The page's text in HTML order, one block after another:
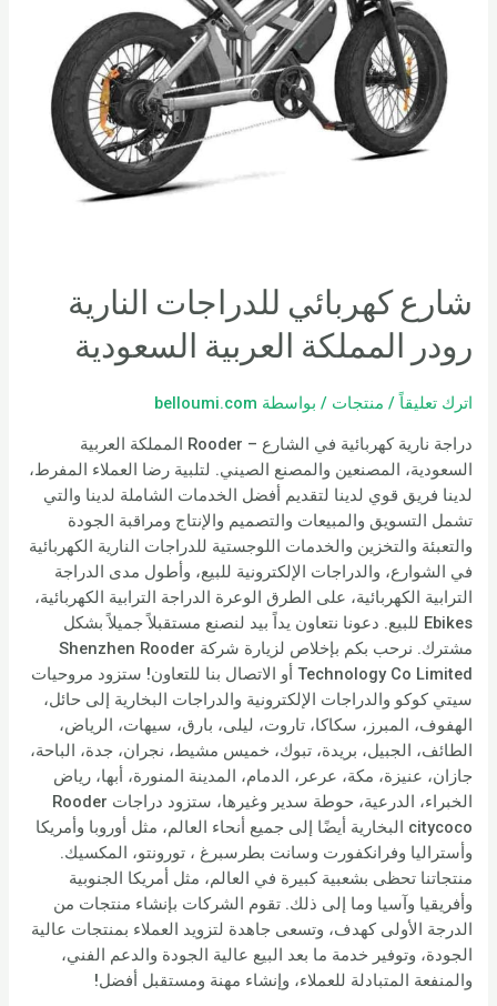
شارع كهربائي للدراجات النارية
رودر المملكة العربية السعودية
اترك تعليقاً / منتجات / بواسطة belloumi.com
دراجة نارية كهربائية في الشارع – Rooder المملكة العربية
السعودية، المصنعين والمصنع الصيني. لتلبية رضا العملاء المفرط،
لدينا فريق قوي لدينا لتقديم أفضل الخدمات الشاملة لدينا والتي
تشمل التسويق والمبيعات والتصميم والإنتاج ومراقبة الجودة
والتعبئة والتخزين والخدمات اللوجستية للدراجات النارية الكهربائية
في الشوارع، والدراجات الإلكترونية للبيع، وأطول مدى الدراجة
الترابية الكهربائية، على الطرق الوعرة الدراجة الترابية الكهربائية،
Ebikes للبيع. دعونا نتعاون يداً بيد لنصنع مستقبلاً جميلاً بشكل
مشترك. نرحب بكم بإخلاص لزيارة شركة Shenzhen Rooder
Technology Co Limited أو الاتصال بنا للتعاون! ستزود مروحيات
سيتي كوكو والدراجات الإلكترونية والدراجات البخارية إلى حائل،
الهفوف، المبرز، سكاكا، تاروت، ليلى، بارق، سيهات، الرياض،
الطائف، الجبيل، بريدة، تبوك، خميس مشيط، نجران، جدة، الباحة،
جازان، عنيزة، مكة، عرعر، الدمام، المدينة المنورة، أبها، رياض
الخبراء، الدرعية، حوطة سدير وغيرها، ستزود دراجات Rooder
citycoco البخارية أيضًا إلى جميع أنحاء العالم، مثل أوروبا وأمريكا
وأستراليا وفرانكفورت وسانت بطرسبرغ ، تورونتو، المكسيك.
منتجاتنا تحظى بشعبية كبيرة في العالم، مثل أمريكا الجنوبية
وأفريقيا وآسيا وما إلى ذلك. تقوم الشركات بإنشاء منتجات من
الدرجة الأولى كهدف، وتسعى جاهدة لتزويد العملاء بمنتجات عالية
الجودة، وتوفير خدمة ما بعد البيع عالية الجودة والدعم الفني،
والمنفعة المتبادلة للعملاء، وإنشاء مهنة ومستقبل أفضل!